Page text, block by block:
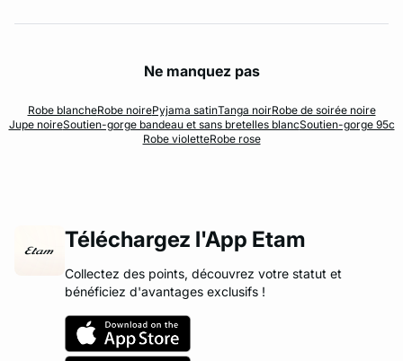
Ne manquez pas
Robe blancheRobe noirePyjama satinTanga noirRobe de soirée noire
Jupe noireSoutien-gorge bandeau et sans bretelles blancSoutien-gorge 95c
Robe violetteRobe rose
Téléchargez l'App Etam
Collectez des points, découvrez votre statut et
bénéficiez d'avantages exclusifs !